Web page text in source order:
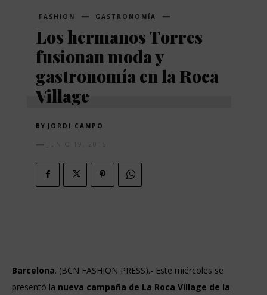
FASHION GASTRONOMÍA
Los hermanos Torres
fusionan moda y
gastronomía en la Roca
Village
BY JORDI CAMPO
JUNIO 19, 2015
Barcelona. (BCN FASHION PRESS).- Este miércoles se
presentó la nueva campaña de La Roca Village de la